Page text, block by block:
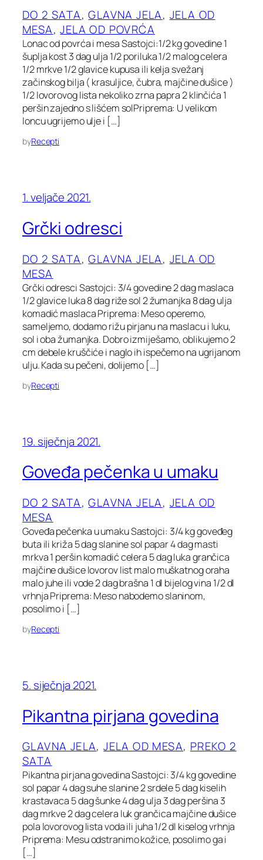
DO 2 SATA, GLAVNA JELA, JELA OD
MESA, JELA OD POVRĆA
Lonac od povrća i mesa Sastojci:1/2 kg govedine 1
šuplja kost 3 dag ulja 1/2 poriluka 1/2 malog celera
1/2 mrkve 1/2 glavice kupusa ili kelja svežanj
začinskog bilja ( krasuljice, čubra, majčine dušice )
1/2 lovorovog lista nekoliko zrna papra 2 klinčića 1
peršin zajedno s lišćem solPriprema: U velikom
loncu ugrijemo ulje i […]
byRecepti
1. veljače 2021.
Grčki odresci
DO 2 SATA, GLAVNA JELA, JELA OD
MESA
Grčki odresci Sastojci: 3/4 govedine 2 dag maslaca
1/2 glavice luka 8 dag riže sol 2 žumanjka 8 dag ulja
komadić maslaca Priprema: Meso operemo,
sameljemo, dodamo rižu pirjanu na maslacu i luku,
sol i oba žumanjka. Dobro izmiješamo, oblikujemo 2
cm debele kruščiće i naglo ih ispečemo na ugrijanom
ulju. Kada su pečeni, dolijemo […]
byRecepti
19. siječnja 2021.
Goveđa pečenka u umaku
DO 2 SATA, GLAVNA JELA, JELA OD
MESA
Goveđa pečenka u umaku Sastojci: 3/4 kg goveđeg
buta ili križa 5 dag slanine sol papar 4 dag masti
mrkva 1 peršin komadić celera 5 dag luka grančica
majčine dušice lovorov list malo muškatnog oraha
malo juhe ili vode 2 dag brašna 1 dl bijelog vina 1/2 dl
vrhnja Priprema: Meso nabodemo slaninom,
posolimo i […]
byRecepti
5. siječnja 2021.
Pikantna pirjana govedina
GLAVNA JELA, JELA OD MESA, PREKO 2
SATA
Pikantna pirjana govedina Sastojci: 3/4 kg govedine
sol papar 4 dag suhe slanine 2 srdele 5 dag kiselih
krastavaca 5 dag šunke 4 dag ulja 3 dag peršina 3
dag mrkve 2 dag celera luk grančica majčine dušice
pola lovorovog lista voda ili juha 1/2 dl kiselog vrhnja
Priprema: Mesu odstranimo kožice, posolimo ga i
[…]